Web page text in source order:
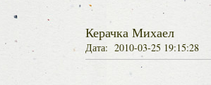
Керачка Михаел
Дата: 2010-03-25 19:15:28